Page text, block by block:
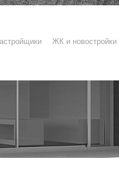
ЖК и новостройки